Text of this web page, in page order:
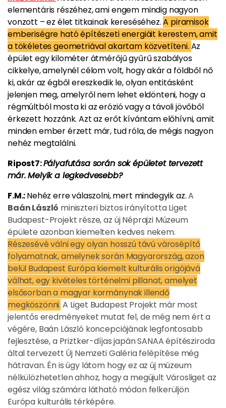
elementáris részéhez, ami engem mindig nagyon
vonzott – ez élet titkainak kereséséhez.A piramisok
emberiségre ható építészeti energiáit kerestem, amit
a tökéletes geometriával akartam közvetíteni. Az
épület egy kilométer átmérőjű gyűrű szabályos
cikkelye, amelynél célom volt, hogy akár a földből nő
ki, akár az égből ereszkedik le, olyan entitásként
jelenjen meg, amelyről nem lehet eldönteni, hogy a
régmúltból mosta ki az erózió vagy a távoli jövőből
érkezett hozzánk. Azt az erőt kívántam előhívni, amit
minden ember érzett már, tud róla, de mégis nagyon
nehéz megtalálni.
Ripost7:Pályafutása során sok épületet tervezett
már. Melyik a legkedvesebb?
F.M.:Nehéz erre válaszolni, mert mindegyik az.A
Baán László miniszteri biztos irányította Liget
Budapest-Projekt része, az új Néprajzi Múzeum
épülete azonban kiemelten kedves nekem.
Részesévé válni egy olyan hosszú távú városépítő
folyamatnak, amelynek során Magyarország, azon
belül Budapest Európa kiemelt kulturális origójává
válhat, egy kivételes történelmi pillanat, amelyet
elsősorban a magyar kormánynak illendő
megköszönni. A Liget Budapest Projekt már most
jelentős eredményeket mutat fel, de még nem ért a
végére, Baán László koncepciójának legfontosabb
fejlesztése, a Priztker-díjas japán SANAA építésziroda
által tervezett Új Nemzeti Galéria felépítése még
hátravan. Én is úgy látom hogy ez az új múzeum
nélkülözhetetlen ahhoz, hogy a megújult Városliget az
egész világ számára látható módon felkerüljön
Európa kulturális térképére.